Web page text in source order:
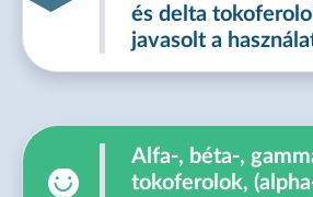
és delta
javasolt a
Alfa-, béta-,
tokoferolok,